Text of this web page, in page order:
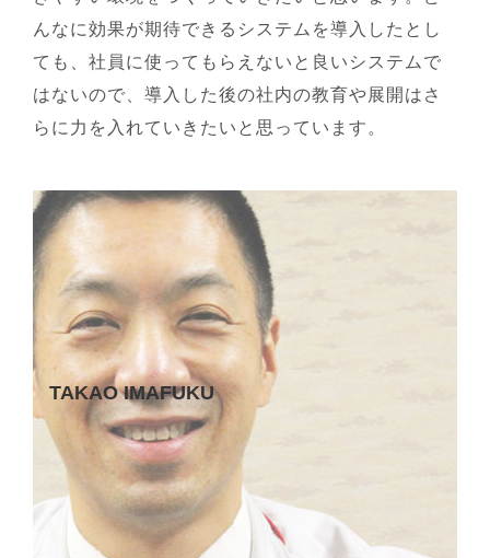
んなに効果が期待できるシステムを導入したとし
ても、社員に使ってもらえないと良いシステムで
はないので、導入した後の社内の教育や展開はさ
らに力を入れていきたいと思っています。
TAKAO IMAFUKU